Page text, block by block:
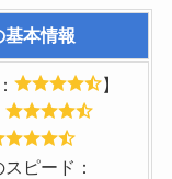
基本情報
】
ピード：